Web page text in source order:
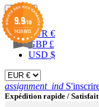
EUR 
EUR €
GBP £
USD $
assignment_ind
Expédition rapide /
9.9/10
1439 AVIS